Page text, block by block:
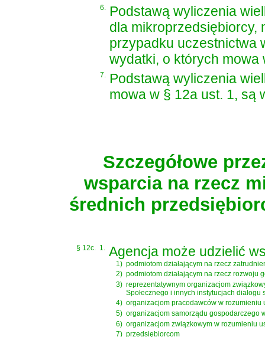
6.
Podstawą wyliczenia
dla mikroprzedsiębiorcy,
przypadku uczestnictwa
wydatki, o których mowa
7.
Podstawą wyliczenia
mowa w § 12a ust. 1, są
Szczegółowe
wsparcia na rzecz
średnich
§ 12c. 1. Agencja może udzielić
1) podmiotom działającym na rzecz
2) podmiotom działającym na rzecz rozwoju
3) reprezentatywnym organizacjom
Społecznego i innych instytucjach dialogu
4) organizacjom pracodawców w rozumieniu
5) organizacjom samorządu gospodarczego
6) organizacjom związkowym w rozumieniu
7) przedsiębiorcom